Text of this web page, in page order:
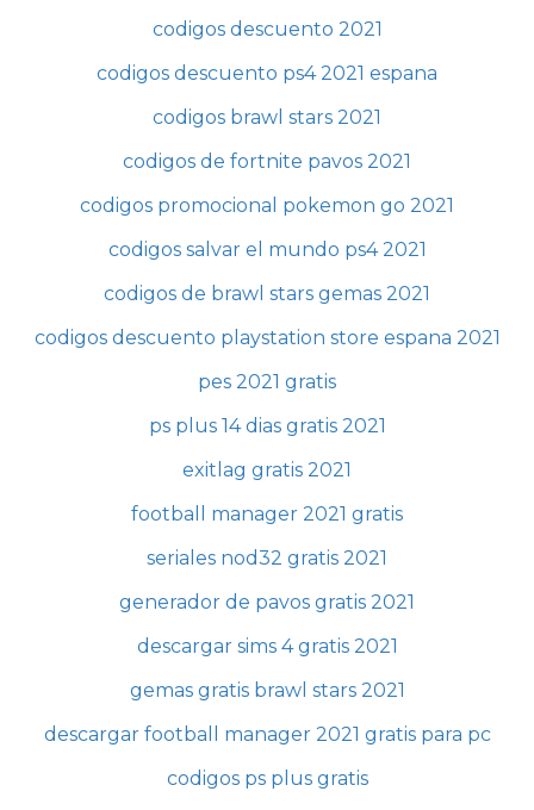
codigos descuento 2021
codigos descuento ps4 2021 espana
codigos brawl stars 2021
codigos de fortnite pavos 2021
codigos promocional pokemon go 2021
codigos salvar el mundo ps4 2021
codigos de brawl stars gemas 2021
codigos descuento playstation store espana 2021
pes 2021 gratis
ps plus 14 dias gratis 2021
exitlag gratis 2021
football manager 2021 gratis
seriales nod32 gratis 2021
generador de pavos gratis 2021
descargar sims 4 gratis 2021
gemas gratis brawl stars 2021
descargar football manager 2021 gratis para pc
codigos ps plus gratis